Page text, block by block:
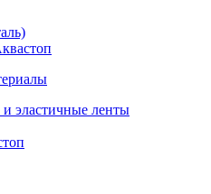
эластичные ленты